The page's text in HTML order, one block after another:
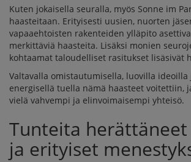
Kuten jokaisella seuralla, myös Sonne im
haasteitaan. Erityisesti uusien, nuorten
vapaaehtoisten rakenteiden ylläpito
merkittäviä haasteita. Lisäksi monien
kohtaamat taloudelliset rasitukset lisäsivät
Valtavalla omistautumisella, luovilla ideoilla
energisellä tuella nämä haasteet voitettiin,
vielä vahvempi ja elinvoimaisempi yhteisö.
Tunteita
ja erityiset